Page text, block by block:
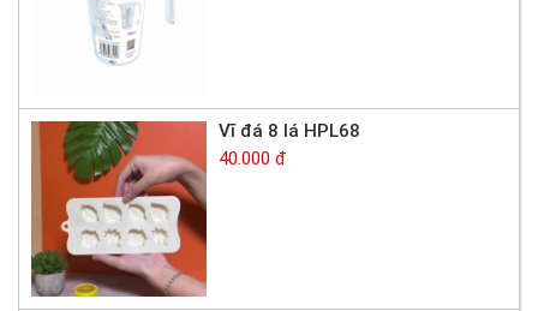
Vĩ đá 8 lá HPL68
40.000 đ